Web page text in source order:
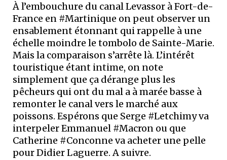
À l’embouchure du canal Levassor à Fort-de-
France en #Martinique on peut observer un
ensablement étonnant qui rappelle à une
échelle moindre le tombolo de Sainte-Marie.
Mais la comparaison s’arrête là. L’intérêt
touristique étant intime, on note
simplement que ça dérange plus les
pêcheurs qui ont du mal a à marée basse à
remonter le canal vers le marché aux
poissons. Espérons que Serge #Letchimy va
interpeler Emmanuel #Macron ou que
Catherine #Conconne va acheter une pelle
pour Didier Laguerre. A suivre.